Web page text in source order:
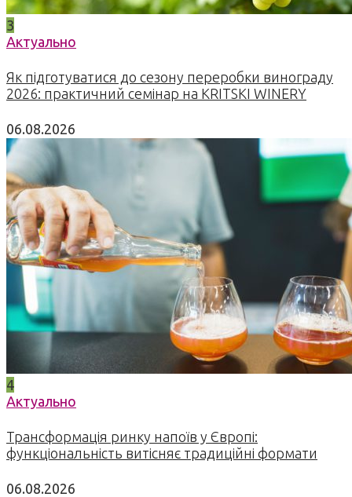
3
Актуально
Як підготуватися до сезону переробки винограду
2026: практичний семінар на KRITSKI WINERY
06.08.2026
4
Актуально
Трансформація ринку напоїв у Європі:
функціональність витісняє традиційні формати
06.08.2026